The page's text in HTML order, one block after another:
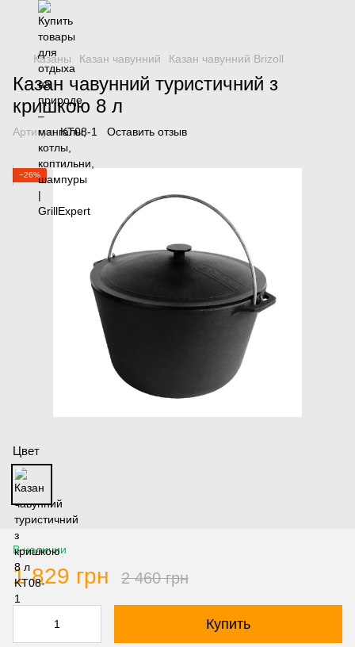
Казаны Казан чавунний Казан чавунний Brizoll
Казан чавунний туристичний з
кришкою 8 л
Артикул:KT08-1 Оставить отзыв
−26%
Цвет
В наличии
1 829 грн 2 460 грн
Купить